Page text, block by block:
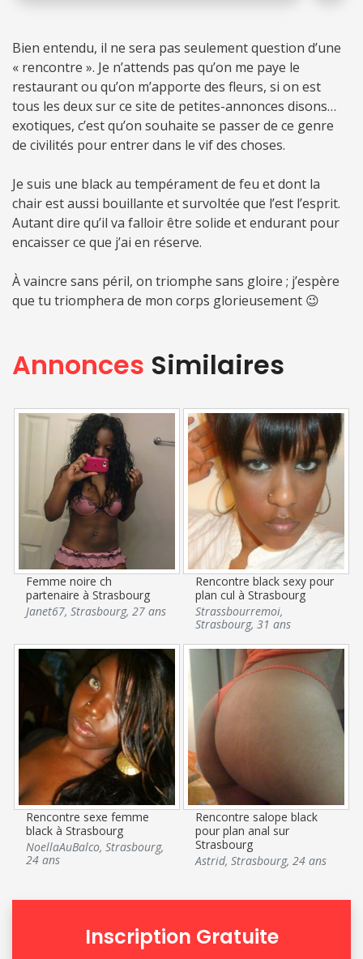
Bien entendu, il ne sera pas seulement question d’une
« rencontre ». Je n’attends pas qu’on me paye le
restaurant ou qu’on m’apporte des fleurs, si on est
tous les deux sur ce site de petites-annonces disons…
exotiques, c’est qu’on souhaite se passer de ce genre
de civilités pour entrer dans le vif des choses.
Je suis une black au tempérament de feu et dont la
chair est aussi bouillante et survoltée que l’est l’esprit.
Autant dire qu’il va falloir être solide et endurant pour
encaisser ce que j’ai en réserve.
À vaincre sans péril, on triomphe sans gloire ; j’espère
que tu triomphera de mon corps glorieusement 😉
Annonces Similaires
Femme noire ch
partenaire à Strasbourg
Janet67,Strasbourg,27 ans
Rencontre black sexy pour
plan cul à Strasbourg
Strassbourremoi,
Strasbourg,31 ans
Rencontre sexe femme
black à Strasbourg
NoellaAuBalco,Strasbourg,
24 ans
Rencontre salope black
pour plan anal sur
Strasbourg
Astrid,Strasbourg,24 ans
Inscription Gratuite